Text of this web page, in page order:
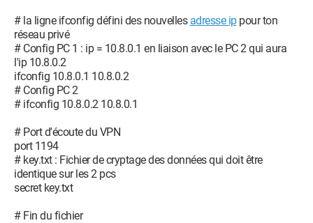
# la ligne ifconfig défini des nouvelles adresse ippour ton
réseau privé
# Config PC 1 : ip = 10.8.0.1 en liaison avec le PC 2 qui aura
l'ip 10.8.0.2
ifconfig 10.8.0.1 10.8.0.2
# Config PC 2
# ifconfig 10.8.0.2 10.8.0.1
# Port d'écoute du VPN
port 1194
# key.txt : Fichier de cryptage des données qui doit être
identique sur les 2 pcs
secret key.txt
# Fin du fichier